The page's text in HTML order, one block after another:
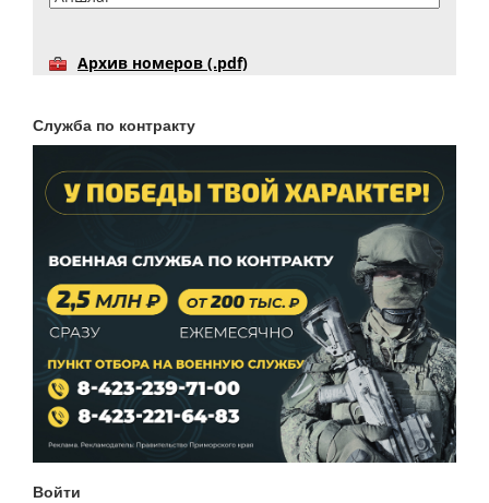
Архив номеров (.pdf)
Служба по контракту
Войти